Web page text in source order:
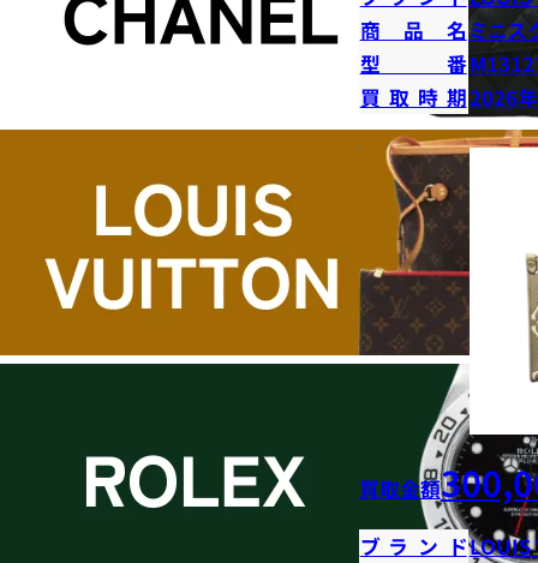
商品名ミニス
型番
買取時期2026
買取金額
ブランドLOUIS